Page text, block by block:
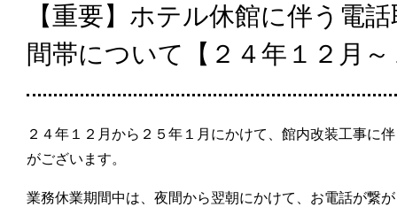
【重要】ホテル休館に伴う電
間帯について【２４年１２月～
２４年１２月から２５年１月にかけて、館内改装工事に
がございます。
業務休業期間中は、夜間から翌朝にかけて、お電話が繋